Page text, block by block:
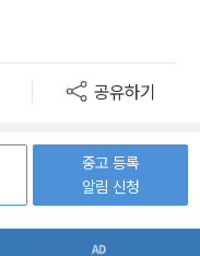
공유하기
중고 등록
알림 신청